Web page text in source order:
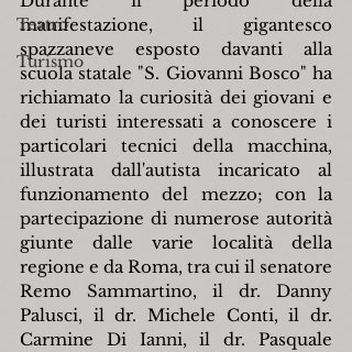
Teatro
Turismo
manifestazione, il gigantesco
spazzaneve esposto davanti alla
scuola statale "S. Giovanni Bosco" ha
richiamato la curiosità dei giovani e
dei turisti interessati a conoscere i
particolari tecnici della macchina,
illustrata dall'autista incaricato al
funzionamento del mezzo; con la
partecipazione di numerose autorità
giunte dalle varie località della
regione e da Roma, tra cui il senatore
Remo Sammartino, il dr. Danny
Palusci, il dr. Michele Conti, il dr.
Carmine Di Ianni, il dr. Pasquale